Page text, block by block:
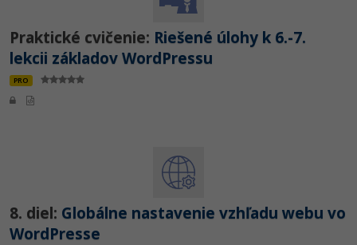
Praktické cvičenie: Riešené úlohy k 6.-7.
lekcii základov WordPressu
PRO
8. diel: Globálne nastavenie vzhľadu webu vo
WordPresse